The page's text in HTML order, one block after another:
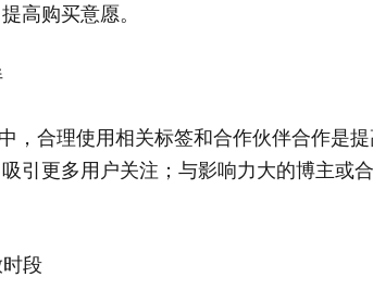
高购买意愿。
，合理使用相关标签和合作伙伴合作是
引更多用户关注；与影响力大的博主或
段